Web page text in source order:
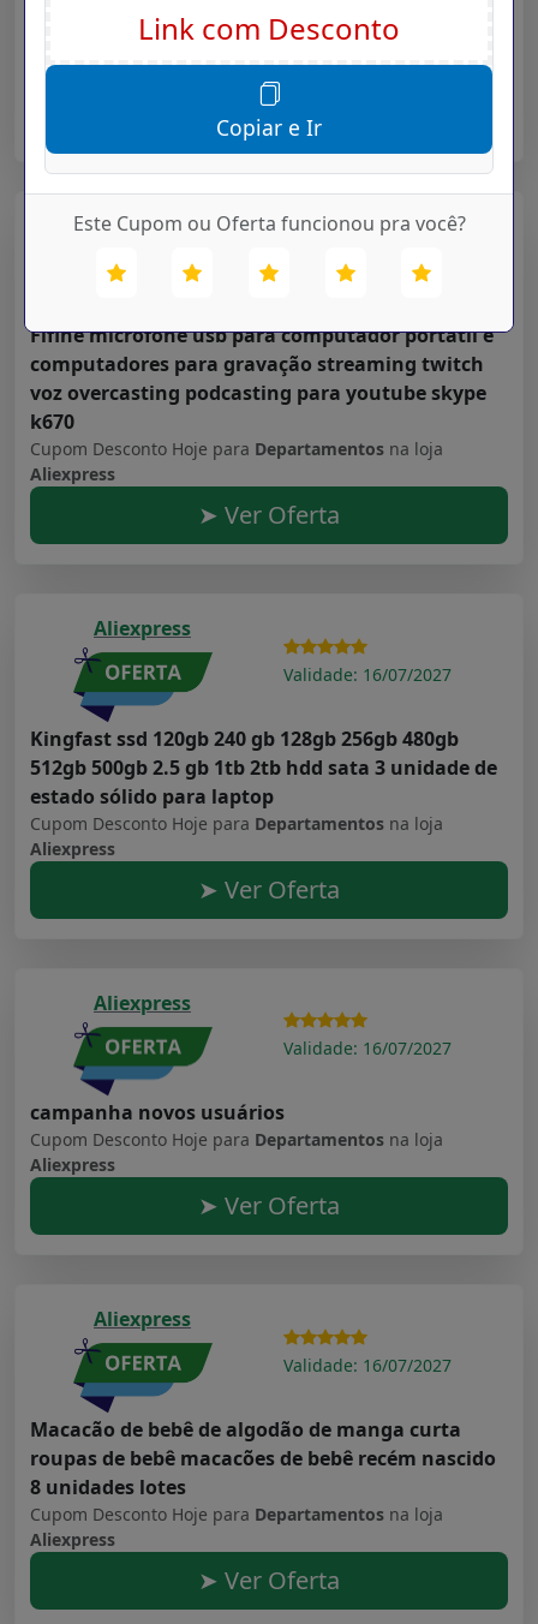
noturna fio luminoso para o quarto
Cupom Desconto Hoje para Departamentosna loja
Aliexpress
➤ Ver Oferta
Aliexpress
Validade: 16/07/2027
Fifine microfone usb para computador portátil e
computadores para gravação streaming twitch
voz overcasting podcasting para youtube skype
k670
Cupom Desconto Hoje para Departamentos na loja
Aliexpress
➤ Ver Oferta
Aliexpress
Validade: 16/07/2027
Kingfast ssd 120gb 240 gb 128gb 256gb 480gb
512gb 500gb 2.5 gb 1tb 2tb hdd sata 3 unidade de
estado sólido para laptop
Cupom Desconto Hoje para Departamentos na loja
Aliexpress
➤ Ver Oferta
Aliexpress
Validade: 16/07/2027
campanha novos usuários
Cupom Desconto Hoje para Departamentos na loja
Aliexpress
➤ Ver Oferta
Aliexpress
Validade: 16/07/2027
Macacão de bebê de algodão de manga curta
roupas de bebê macacões de bebê recém nascido
8 unidades lotes
Cupom Desconto Hoje para Departamentos na loja
Aliexpress
➤ Ver Oferta
Copiar e Ir
Este Cupom ou Oferta funcionou pra você?